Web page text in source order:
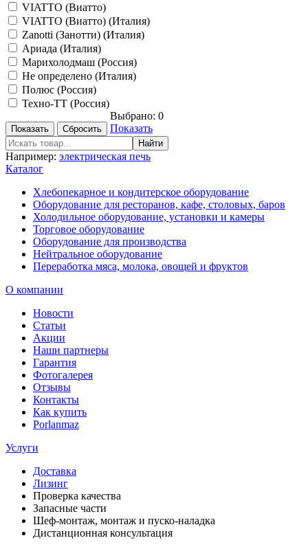
VIATTO (Виатто)
VIATTO (Виатто) (Италия)
Zanotti (Занотти) (Италия)
Ариада (Италия)
Марихолодмаш (Россия)
Не определено (Италия)
Полюс (Россия)
Техно-ТТ (Россия)
Выбрано: 0
Показать
Например: электрическая печь
Каталог
Хлебопекарное и кондитерское оборудование
Оборудование для ресторанов, кафе, столовых, баров
Холодильное оборудование, установки и камеры
Торговое оборудование
Оборудование для производства
Нейтральное оборудование
Переработка мяса, молока, овощей и фруктов
О компании
Новости
Статьи
Акции
Наши партнеры
Гарантия
Фотогалерея
Отзывы
Контакты
Как купить
Porlanmaz
Услуги
Доставка
Лизинг
Проверка качества
Запасные части
Шеф-монтаж, монтаж и пуско-наладка
Дистанционная консультация